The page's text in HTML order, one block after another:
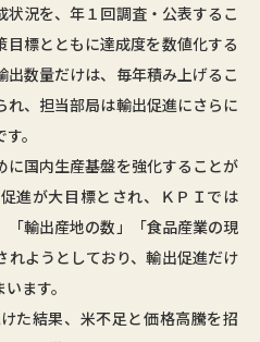
況を、年１回調査・公表するこ
目標とともに達成度を数値化する
数量だけは、毎年積み上げるこ
れ、担当部局は輸出促進にさらに
。
国内生産基盤を強化することが
進が大目標とされ、ＫＰＩでは
「輸出産地の数」「食品産業の現
れようとしており、輸出促進だけ
ます。
た結果、米不足と価格高騰を招